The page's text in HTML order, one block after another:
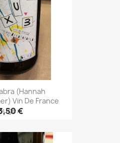
(Hannah
Vin De France
€